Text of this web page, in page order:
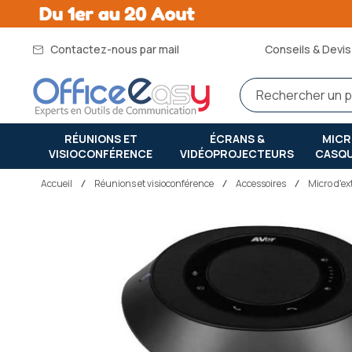
Contactez-nous par mail Conseils &
RÉUNIONS ET
VISIOCONFÉRENCE
ÉCRANS &
VIDÉOPROJECTEURS
Accueil réunions et visioconférence Accessoires Micro